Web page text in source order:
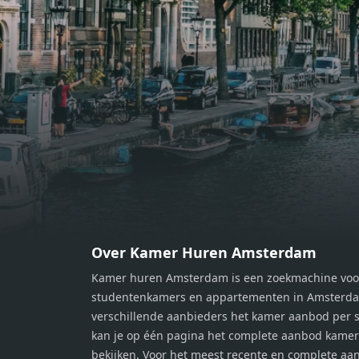
balkon op, waar je kunt genieten
van een prachtig uitzicht en een
moment van rust. De woning
beschikt over twee comfortabele
slaapkamers van respectievelijk 12,1
m² en 8 m². Beide kamers bieden tal
van mogelijkheden, zoals een fijne
werkplek, een logeerkamer of een
persoonlijke slaapkamer. De
gemak en privacy. Gelegen in een
Zaandam, bevindt de woning zich
op een perfecte locatie. Winkels,
openbaar vervoer en uitvalswegen
naar Amsterdam zijn allemaal
van
m²
van
op
naar
Over Kamer Huren Amsterdam
Kamer huren Amsterdam is een zoekmachine
studentenkamers en appartementen in
verschillende aanbieders het kamer aanbod per
kan je op één pagina het complete aanbod
bekijken. Voor het meest recente en complete